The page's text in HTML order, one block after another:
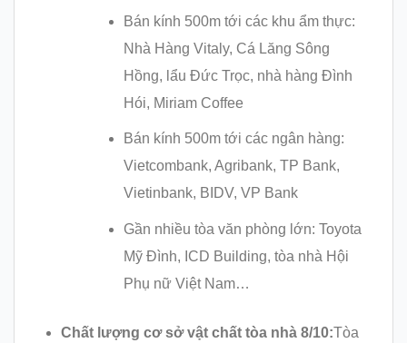
Bán kính 500m tới các khu ẩm thực:
Nhà Hàng Vitaly, Cá Lăng Sông
Hồng, lẩu Đức Trọc, nhà hàng Đình
Hói, Miriam Coffee
Bán kính 500m tới các ngân hàng:
Vietcombank, Agribank, TP Bank,
Vietinbank, BIDV, VP Bank
Gần nhiều tòa văn phòng lớn: Toyota
Mỹ Đình, ICD Building, tòa nhà Hội
Phụ nữ Việt Nam…
Chất lượng cơ sở vật chất tòa nhà 8/10:Tòa